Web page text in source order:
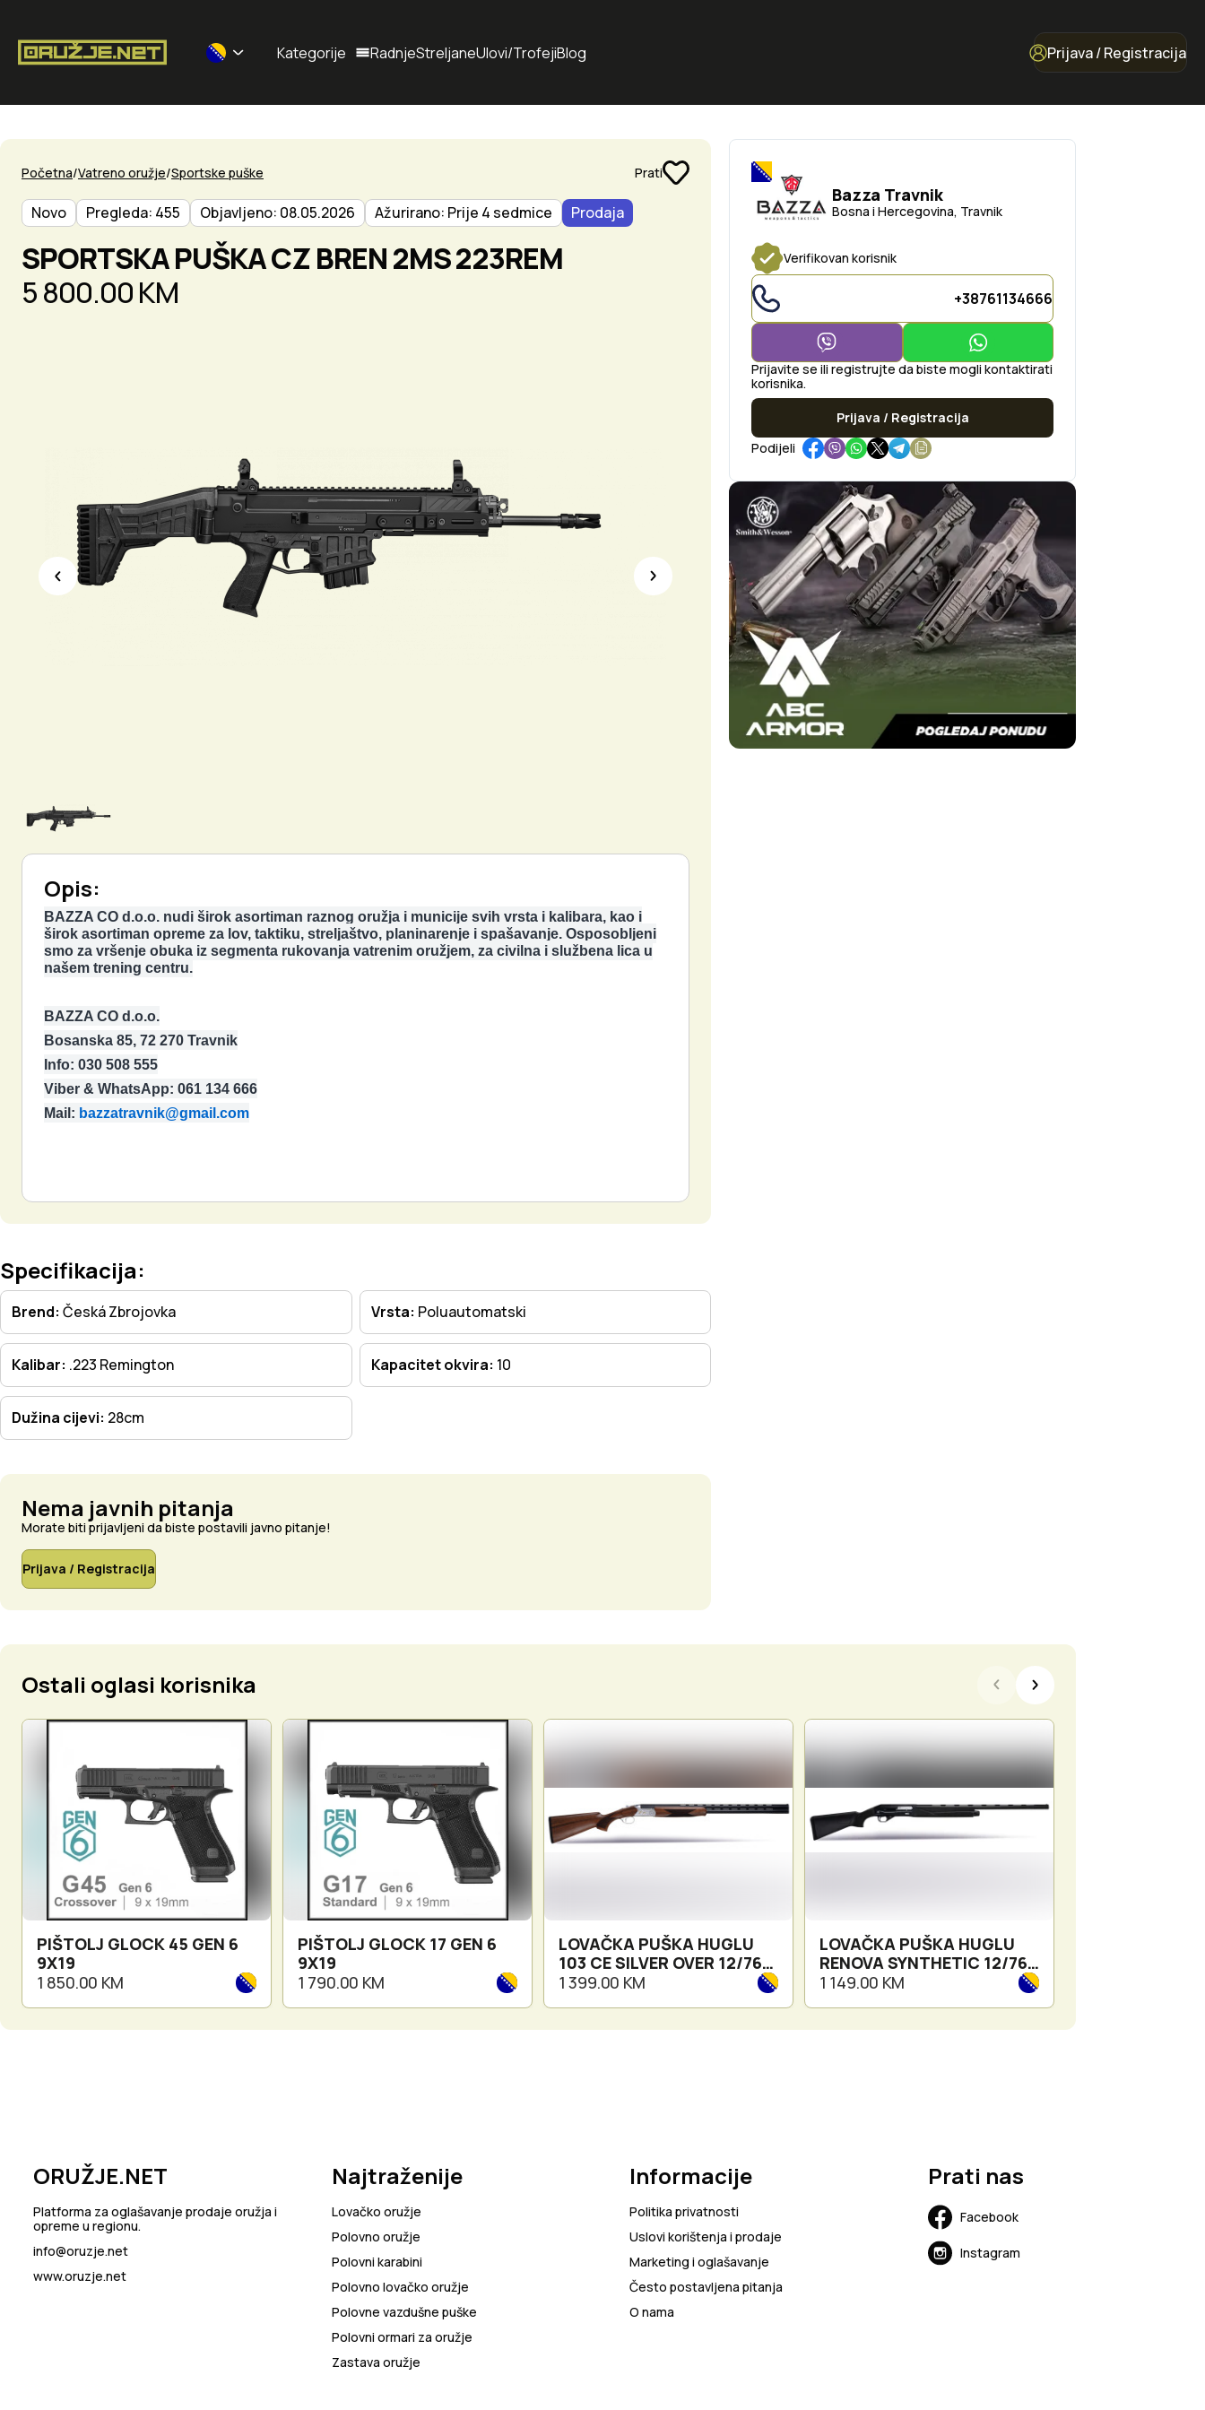
Selected currency: BAM
Kategorije RadnjeStreljaneUlovi/TrofejiBlog Prijava / Registracija
Početna Vatreno oružje Sportske puške Prati
Novo Pregleda: 455 Objavljeno: 08.05.2026 Ažurirano: Prije 4 sedmice Prodaja
SPORTSKA PUŠKA CZ BREN 2MS 223REM
5 800.00 KM
Opis:
BAZZA CO d.o.o. nudi širok asortiman raznog oružja i municije svih vrsta i kalibara, kao i
širok asortiman opreme za lov, taktiku, streljaštvo, planinarenje i spašavanje. Osposobljeni
smo za vršenje obuka iz segmenta rukovanja vatrenim oružjem, za civilna i službena lica u
našem trening centru.
BAZZA CO d.o.o.
Bosanska 85, 72 270 Travnik
Info: 030 508 555
Viber & WhatsApp: 061 134 666
Mail: bazzatravnik@gmail.com
Bazza Travnik
Bosna i Hercegovina, Travnik
Verifikovan korisnik
+38761134666
Prijavite se ili registrujte da biste mogli kontaktirati
korisnika.
Prijava / Registracija
Podijeli
Specifikacija:
Brend: Česká Zbrojovka Vrsta: Poluautomatski
Kalibar: .223 Remington Kapacitet okvira: 10
Dužina cijevi: 28cm
Nema javnih pitanja
Morate biti prijavljeni da biste postavili javno pitanje!
Prijava / Registracija
Ostali oglasi korisnika
PIŠTOLJ GLOCK 45 GEN 6
9X19
1 850.00 KM
PIŠTOLJ GLOCK 17 GEN 6
9X19
1 790.00 KM
LOVAČKA PUŠKA HUGLU
103 CE SILVER OVER 12/76
71CM
1 399.00 KM
LOVAČKA PUŠKA HUGLU
RENOVA SYNTHETIC 12/76
71CM
1 149.00 KM
ORUŽJE.NET
Platforma za oglašavanje prodaje oružja i
opreme u regionu.
info@oruzje.net
www.oruzje.net
Najtraženije
Lovačko oružje
Polovno oružje
Polovni karabini
Polovno lovačko oružje
Polovne vazdušne puške
Polovni ormari za oružje
Zastava oružje
Informacije
Politika privatnosti
Uslovi korištenja i prodaje
Marketing i oglašavanje
Često postavljena pitanja
O nama
Prati nas
Facebook
Instagram